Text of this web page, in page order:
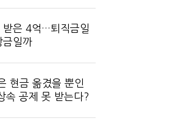
받은 4억…퇴직금일
금일까
현금 옮겼을 뿐인
속 공제 못 받는다?